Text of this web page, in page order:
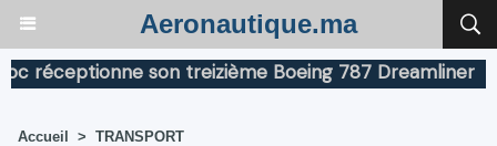
Aeronautique.ma
son treizième Boeing 787 Dreamliner
Accueil > TRANSPORT